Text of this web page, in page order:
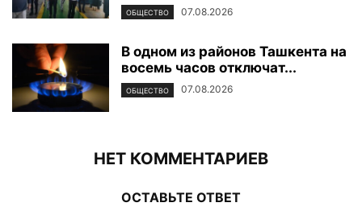
ОБЩЕСТВО 07.08.2026
В одном из районов Ташкента на
восемь часов отключат...
ОБЩЕСТВО 07.08.2026
НЕТ КОММЕНТАРИЕВ
ОСТАВЬТЕ ОТВЕТ